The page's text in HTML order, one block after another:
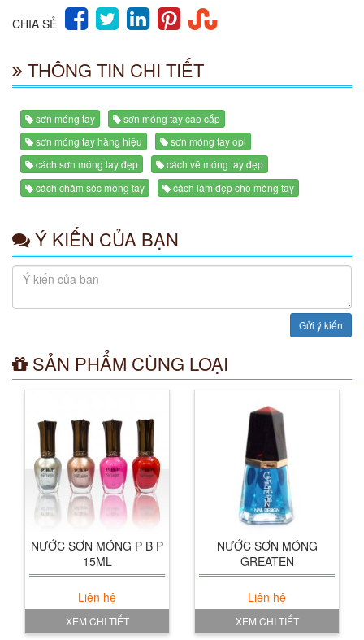
CHIA SẺ
THÔNG TIN CHI TIẾT
sơn móng tay
sơn móng tay cao cấp
sơn móng tay hàng hiệu
sơn móng tay opi
cách sơn móng tay đẹp
cách vẽ móng tay đẹp
cách chăm sóc móng tay
cách làm đẹp cho móng tay
Ý KIẾN CỦA BẠN
Gửi ý kiến
SẢN PHẨM CÙNG LOẠI
NƯỚC SƠN MÓNG P B P
15ML
Liên hệ
XEM CHI TIẾT
Xem chi tiết
NƯỚC SƠN MÓNG
GREATEN
Liên hệ
XEM CHI TIẾT